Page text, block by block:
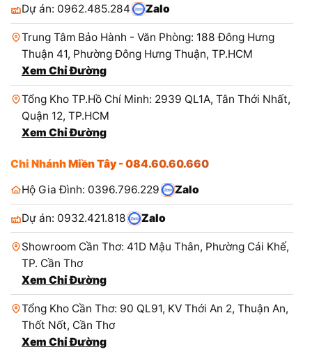
Dự án: 0962.485.284 Zalo
Trung Tâm Bảo Hành - Văn Phòng: 188 Đông Hưng
Thuận 41, Phường Đông Hưng Thuận, TP.HCM
Xem Chỉ Đường
Tổng Kho TP.Hồ Chí Minh: 2939 QL1A, Tân Thới Nhất,
Quận 12, TP.HCM
Xem Chỉ Đường
Chi Nhánh Miền Tây - 084.60.60.660
Hộ Gia Đình: 0396.796.229
Zalo
Dự án: 0932.421.818 Zalo
Showroom Cần Thơ: 41D Mậu Thân, Phường Cái Khế,
TP. Cần Thơ
Xem Chỉ Đường
Tổng Kho Cần Thơ: 90 QL91, KV Thới An 2, Thuận An,
Thốt Nốt, Cần Thơ
Xem Chỉ Đường